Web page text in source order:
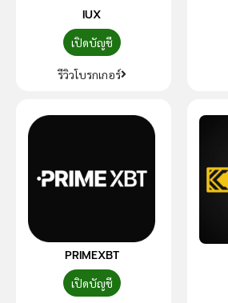
IUX
เปิดบัญชี
รีวิวโบรกเกอร์
PRIMEXBT
เปิดบัญชี